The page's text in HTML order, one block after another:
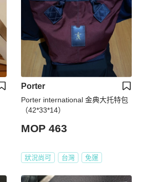
Porter
Porter international 金典大托特包
（42*33*14）
MOP 463
狀況尚可 台灣 免運